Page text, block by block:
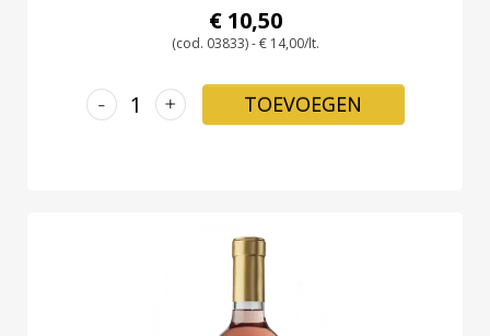
€ 10,50
(cod. 03833) - € 14,00/lt.
+
- TOEVOEGEN